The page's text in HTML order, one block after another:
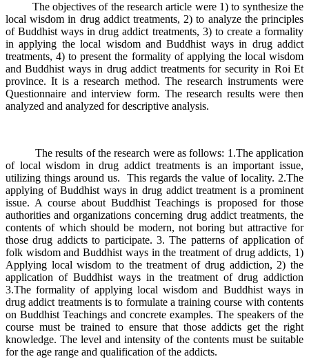
The objectives of the research article were 1) to synthesize the
local wisdom in drug addict treatments, 2) to analyze the principles
of Buddhist ways in drug addict treatments, 3) to create a formality
in applying the local wisdom and Buddhist ways in drug addict
treatments, 4) to present the formality of applying the local wisdom
and Buddhist ways in drug addict treatments for security in Roi Et
province. It is a research method. The research instruments were
Questionnaire and interview form. The research results were then
analyzed and analyzed for descriptive analysis.
The results of the research were as follows: 1.The application
of local wisdom in drug addict treatments is an important issue,
utilizing things around us. This regards the value of locality. 2.The
applying of Buddhist ways in drug addict treatment is a prominent
issue. A course about Buddhist Teachings is proposed for those
authorities and organizations concerning drug addict treatments, the
contents of which should be modern, not boring but attractive for
those drug addicts to participate. 3. The patterns of application of
folk wisdom and Buddhist ways in the treatment of drug addicts, 1)
Applying local wisdom to the treatment of drug addiction, 2) the
application of Buddhist ways in the treatment of drug addiction
3.The formality of applying local wisdom and Buddhist ways in
drug addict treatments is to formulate a training course with contents
on Buddhist Teachings and concrete examples. The speakers of the
course must be trained to ensure that those addicts get the right
knowledge. The level and intensity of the contents must be suitable
for the age range and qualification of the addicts.